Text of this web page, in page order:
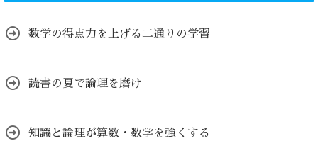
数学の得点力を上げる二通りの学習
読書の夏で論理を磨け
知識と論理が算数・数学を強くする